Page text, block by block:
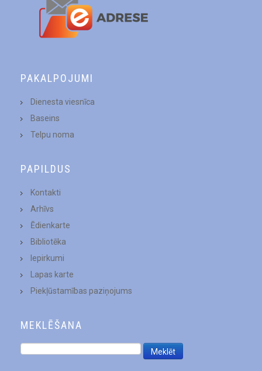
PAKALPOJUMI
Dienesta viesnīca
Baseins
Telpu noma
PAPILDUS
Kontakti
Arhīvs
Ēdienkarte
Bibliotēka
Iepirkumi
Lapas karte
Piekļūstamības paziņojums
MEKLĒŠANA